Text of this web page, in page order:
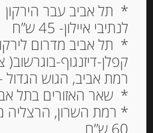
* תל אביב עבר
לנתיבי איילון- 45 ש”ח
* תל אביב מדרום
קפלן-דיזנגוף-בוגרשוב(
רמת אביב, הגוש הגדול – 60
* שאר האזורים בתל אביב ,
* רמת השרון, הרצליה
60 ש”ח